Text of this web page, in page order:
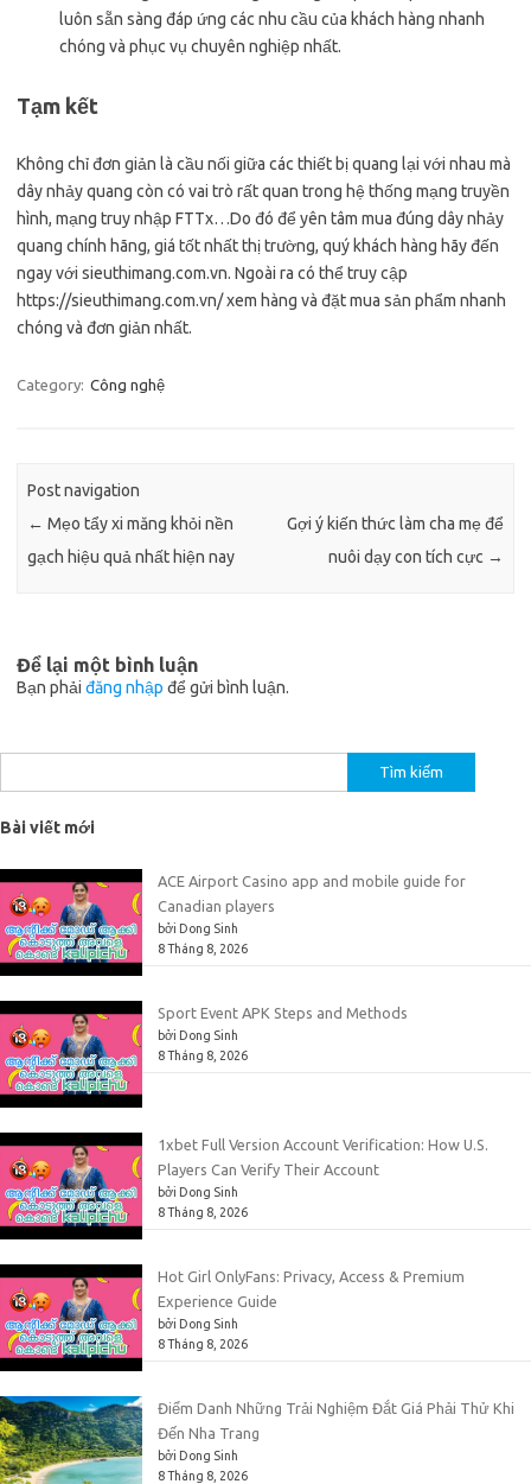
luôn sẵn sàng đáp ứng các nhu cầu của khách hàng nhanh
chóng và phục vụ chuyên nghiệp nhất.
Tạm kết
Không chỉ đơn giản là cầu nối giữa các thiết bị quang lại với nhau mà
dây nhảy quang còn có vai trò rất quan trong hệ thống mạng truyền
hình, mạng truy nhập FTTx…Do đó để yên tâm mua đúng dây nhảy
quang chính hãng, giá tốt nhất thị trường, quý khách hàng hãy đến
ngay với sieuthimang.com.vn. Ngoài ra có thể truy cập
https://sieuthimang.com.vn/ xem hàng và đặt mua sản phẩm nhanh
chóng và đơn giản nhất.
Category: Công nghệ
Post navigation
← Mẹo tẩy xi măng khỏi nền
gạch hiệu quả nhất hiện nay
Gợi ý kiến thức làm cha mẹ để
nuôi dạy con tích cực →
Để lại một bình luận
Bạn phải đăng nhập để gửi bình luận.
kiếm
cho:
Bài viết mới
ACE Airport Casino app and mobile guide for
Canadian players
bởi Dong Sinh
8 Tháng 8, 2026
Sport Event APK Steps and Methods
bởi Dong Sinh
8 Tháng 8, 2026
1xbet Full Version Account Verification: How U.S.
Players Can Verify Their Account
bởi Dong Sinh
8 Tháng 8, 2026
Hot Girl OnlyFans: Privacy, Access & Premium
Experience Guide
bởi Dong Sinh
8 Tháng 8, 2026
Điểm Danh Những Trải Nghiệm Đắt Giá Phải Thử Khi
Đến Nha Trang
bởi Dong Sinh
8 Tháng 8, 2026